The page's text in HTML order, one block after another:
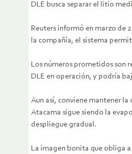
DLE busca separar el litio
Reuters informó en marzo de
la compañía, el sistema
Los números prometidos son
DLE en operación, y podría
Aun así, conviene mantener
Atacama sigue siendo la
despliegue gradual.
La imagen bonita que obliga a